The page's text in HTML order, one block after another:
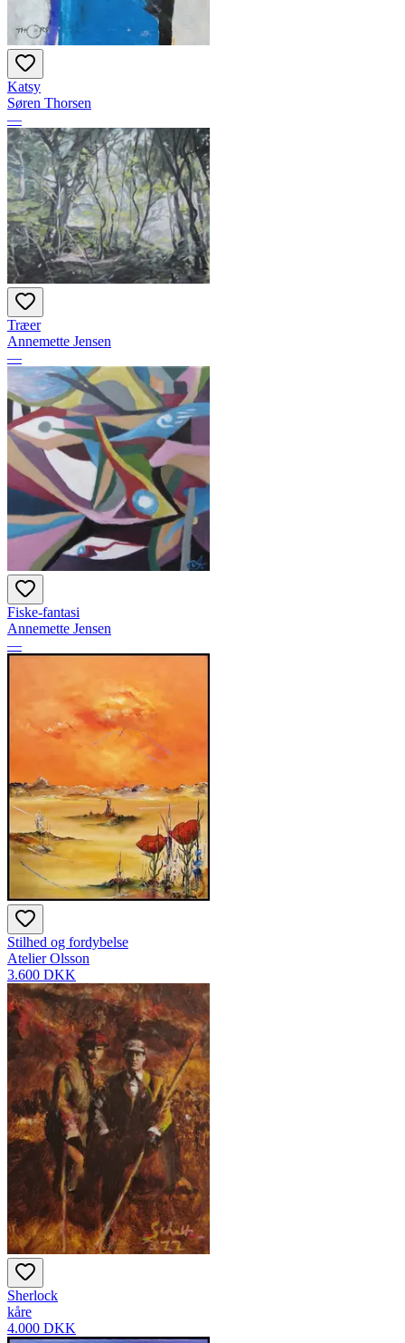
Katsy
Søren Thorsen
—
Træer
Annemette Jensen
—
Fiske-fantasi
Annemette Jensen
—
Stilhed og fordybelse
Atelier Olsson
3.600 DKK
Sherlock
kåre
4.000 DKK